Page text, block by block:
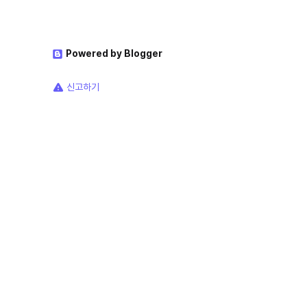
Powered by Blogger
신고하기